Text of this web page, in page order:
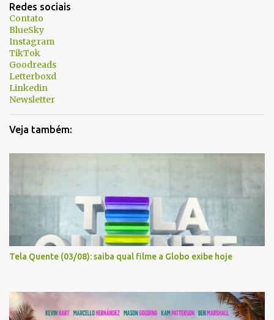
Redes sociais
Contato
BlueSky
Instagram
TikTok
Goodreads
Letterboxd
Linkedin
Newsletter
Veja também:
Tela Quente (03/08): saiba qual filme a Globo exibe hoje